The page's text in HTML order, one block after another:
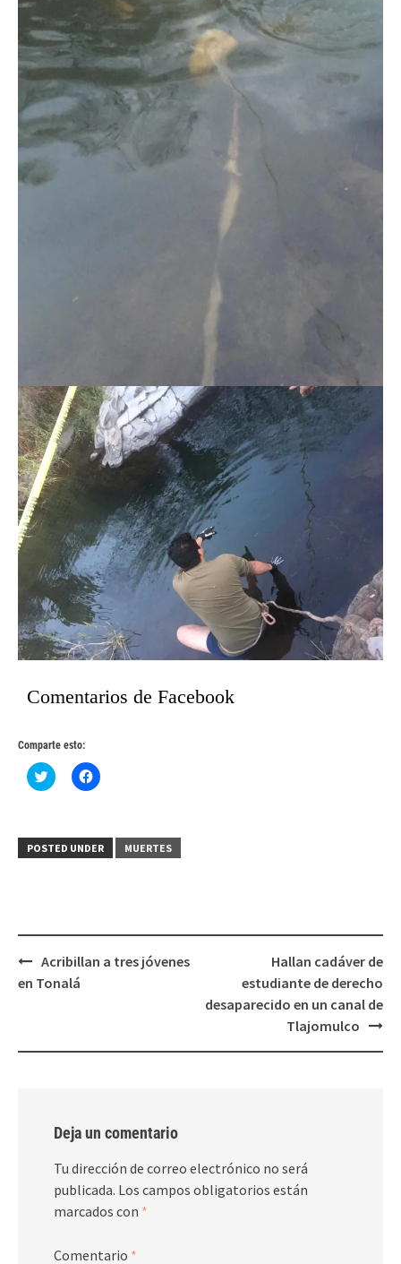
Comentarios de Facebook
Comparte esto:
Haz
clic
(Se
abre
Haz
clic
(Se
abre
POSTED UNDER MUERTES
Post
navigation
Acribillan a tres jóvenes
en Tonalá
Hallan cadáver de
estudiante de derecho
desaparecido en un canal de
Tlajomulco
Deja un comentario
Tu dirección de correo electrónico no será
publicada. Los campos obligatorios están
marcados con *
Comentario *